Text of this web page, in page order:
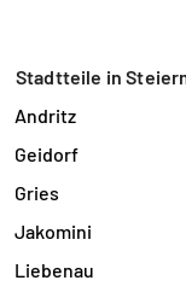
Stadtteile in
Andritz
Geidorf
Gries
Jakomini
Liebenau